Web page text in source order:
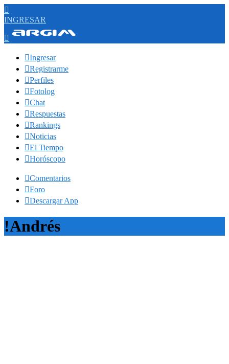

INGRESAR

Ingresar
Registrarme
Perfiles
Fotolog
Chat
Respuestas
Rankings
Noticias
El Tiempo
Horóscopo
Comentarios
Foro
Descargar App
!Andrés